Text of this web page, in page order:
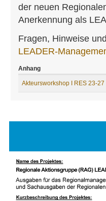
der neuen
Anerkennung als
Fragen, Hinweise
LEADER-
Anhang
Akteursworkshop I RES 23-27